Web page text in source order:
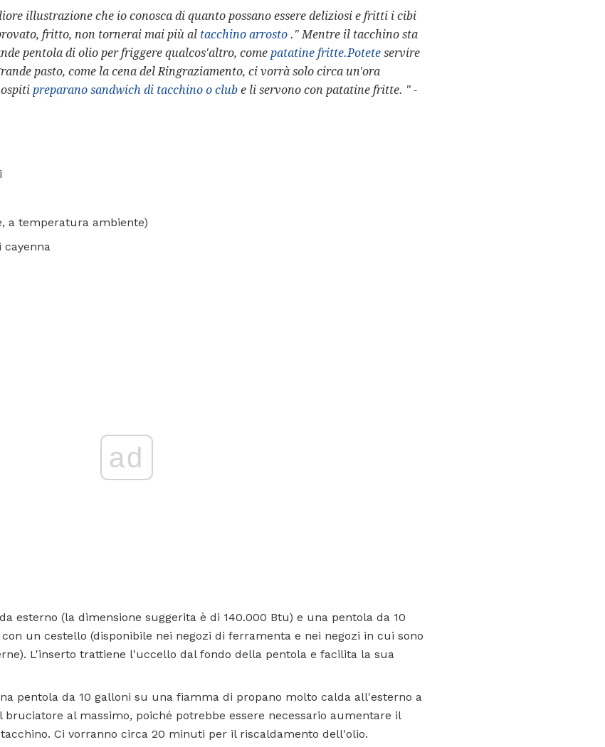
illustrazione che io conosca di quanto possano essere deliziosi e fritti i cibi
fritto, non tornerai mai più al tacchino arrosto ." Mentre il tacchino sta
pentola di olio per friggere qualcos'altro, come patatine fritte.Potete servire
pasto, come la cena del Ringraziamento, ci vorrà solo circa un'ora
preparano sandwich di tacchino o club e li servono con patatine fritte. " -
a temperatura ambiente)
cayenna
ad
esterno (la dimensione suggerita è di 140.000 Btu) e una pentola da 10
un cestello (disponibile nei negozi di ferramenta e nei negozi in cui sono
L'inserto trattiene l'uccello dal fondo della pentola e facilita la sua
pentola da 10 galloni su una fiamma di propano molto calda all'esterno a
bruciatore al massimo, poiché potrebbe essere necessario aumentare il
Ci vorranno circa 20 minuti per il riscaldamento dell'olio.